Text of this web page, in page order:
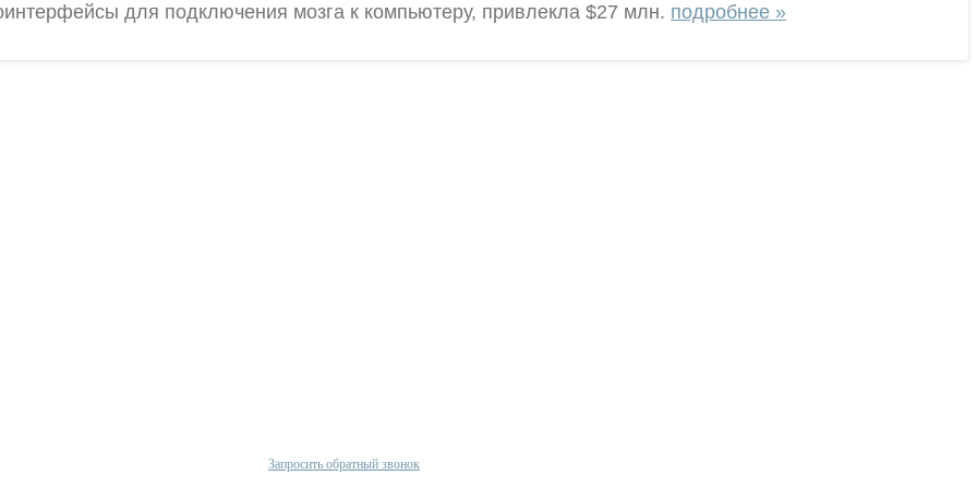
для подключения мозга к компьютеру, привлекла $27 млн. подробнее »
Запросить обратный звонок